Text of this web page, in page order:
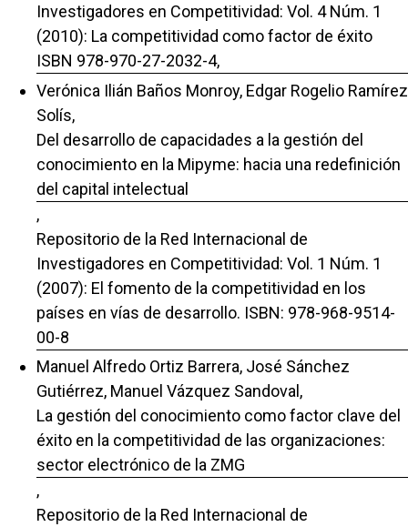
Investigadores en Competitividad: Vol. 4 Núm. 1
(2010): La competitividad como factor de éxito
ISBN 978-970-27-2032-4,
Verónica Ilián Baños Monroy, Edgar Rogelio Ramírez
Solís,
Del desarrollo de capacidades a la gestión del
conocimiento en la Mipyme: hacia una redefinición
del capital intelectual
,
Repositorio de la Red Internacional de
Investigadores en Competitividad: Vol. 1 Núm. 1
(2007): El fomento de la competitividad en los
países en vías de desarrollo. ISBN: 978-968-9514-
00-8
Manuel Alfredo Ortiz Barrera, José Sánchez
Gutiérrez, Manuel Vázquez Sandoval,
La gestión del conocimiento como factor clave del
éxito en la competitividad de las organizaciones:
sector electrónico de la ZMG
,
Repositorio de la Red Internacional de